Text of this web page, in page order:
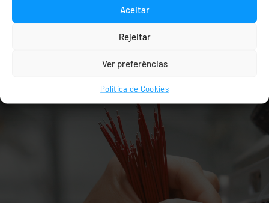
Aceitar
Rejeitar
Ver preferências
Política de Cookies
“A chave do nosso sucesso
estará no contribuir para o
êxito dos nossos clientes.”